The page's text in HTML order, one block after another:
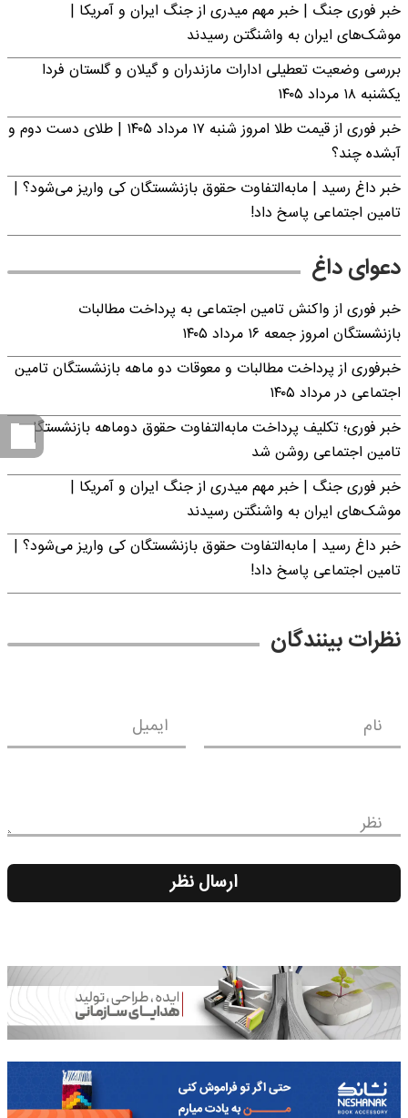
خبر فوری جنگ | خبر مهم میدری از جنگ ایران و آمریکا |
موشک‌های ایران به واشنگتن رسیدند
بررسی وضعیت تعطیلی ادارات مازندران و گیلان و گلستان فردا
یکشنبه ۱۸ مرداد ۱۴۰۵
خبر فوری از قیمت طلا امروز شنبه ۱۷ مرداد ۱۴۰۵ | طلای دست دوم و
آبشده چند؟
خبر داغ رسید | مابه‌التفاوت حقوق بازنشستگان کی واریز می‌شود؟ |
تامین اجتماعی پاسخ داد!
دعوای داغ
خبر فوری از واکنش تامین اجتماعی به پرداخت مطالبات
بازنشستگان امروز جمعه ۱۶ مرداد ۱۴۰۵
خبرفوری از پرداخت مطالبات و معوقات دو ماهه بازنشستگان تامین
اجتماعی در مرداد ۱۴۰۵
خبر فوری؛ تکلیف پرداخت مابه‌التفاوت حقوق دوماهه بازنشستگان
تامین اجتماعی روشن شد
خبر فوری جنگ | خبر مهم میدری از جنگ ایران و آمریکا |
موشک‌های ایران به واشنگتن رسیدند
خبر داغ رسید | مابه‌التفاوت حقوق بازنشستگان کی واریز می‌شود؟ |
تامین اجتماعی پاسخ داد!
نظرات بینندگان
نام ایمیل
نظر
ارسال نظر